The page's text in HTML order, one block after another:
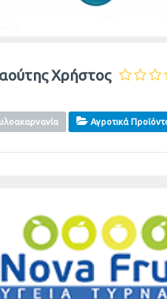
Χρήστος
Αγροτικά